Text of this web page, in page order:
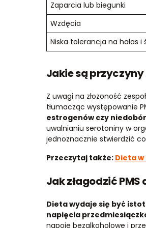
Zaparcia lub biegunki
Wzdęcia
Niska tolerancja na hałas i
Jakie są przyczyny
Z uwagi na złożoność
tłumacząc występowanie
estrogenów czy
uwalnianiu serotoniny w
jednoznacznie stwierdzić
Przeczytaj także: Dieta
Jak złagodzić
Dieta wydaje się być
napięcia
napoje bezalkoholowe i